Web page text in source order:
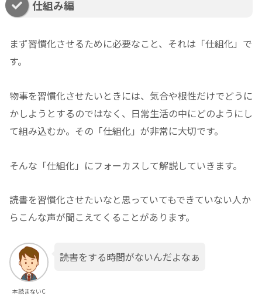
仕組み編
まず習慣化させるために必要なこと、それは「仕組化」で
す。
物事を習慣化させたいときには、気合や根性だけでどうに
かしようとするのではなく、日常生活の中にどのようにし
て組み込むか。その「仕組化」が非常に大切です。
そんな「仕組化」にフォーカスして解説していきます。
読書を習慣化させたいなと思っていてもできていない人か
らこんな声が聞こえてくることがあります。
本読まないC
読書をする時間がないんだよなぁ